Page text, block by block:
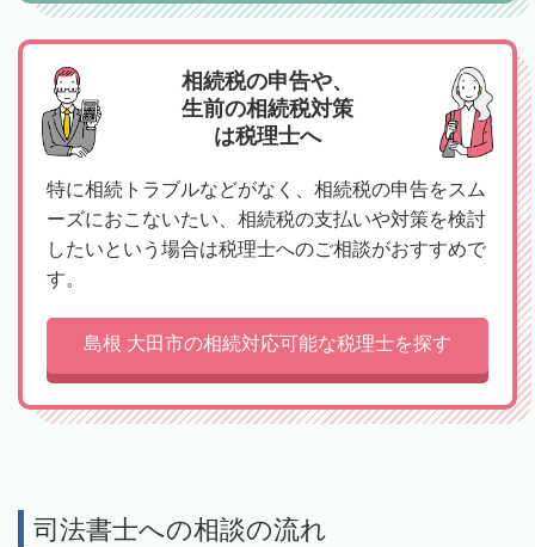
相続税の申告や、
生前の相続税対策
は税理士へ
特に相続トラブルなどがなく、相続税の申告をスム
ーズにおこないたい、相続税の支払いや対策を検討
したいという場合は税理士へのご相談がおすすめで
す。
島根 大田市の相続対応可能な税理士を探す
司法書士への相談の流れ